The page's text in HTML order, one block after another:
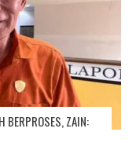
BERPROSES, ZAIN: